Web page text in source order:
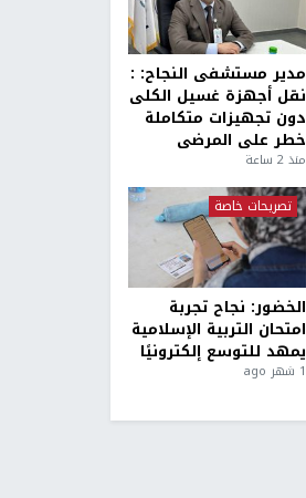
مدير مستشفى النجاح: :
نقل أجهزة غسيل الكلى
دون تجهيزات متكاملة
خطر على المرضى
منذ 2 ساعة
تصريحات خاصة
الخضور: نجاح تجربة
امتحان التربية الإسلامية
يمهد للتوسع إلكترونيًا
1 شهر ago